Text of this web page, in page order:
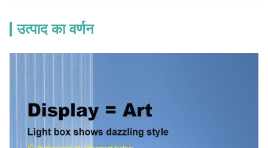
उत्पाद का वर्णन